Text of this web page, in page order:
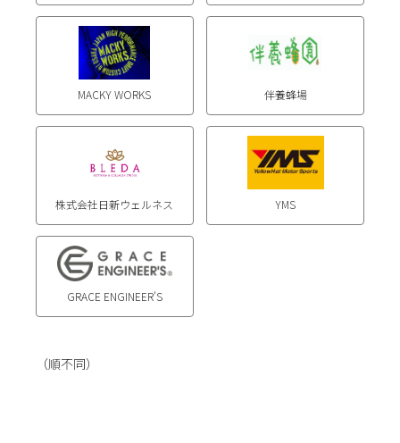
MACKY WORKS 伴養蜂場
株式会社日新ウェルネス YMS
GRACE ENGINEER'S
（順不同）